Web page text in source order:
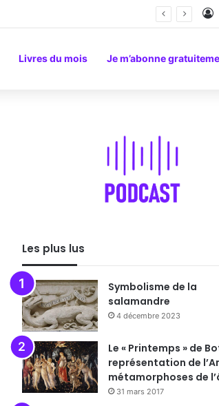
Livres du mois Je m’abonne
Les plus lus
Symbolisme de la
salamandre
4 décembre 2023
Le « Printemps » de
représentation de
métamorphoses de
31 mars 2017